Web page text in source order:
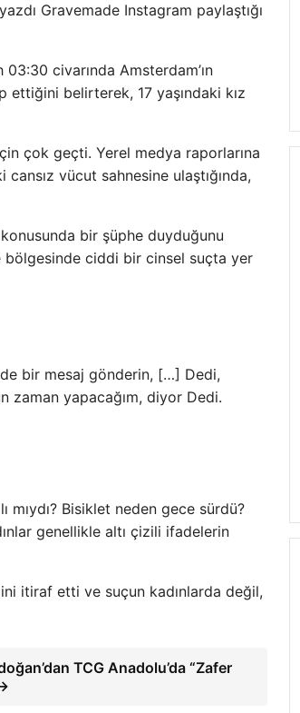
Gravemade Instagram paylaştığı
civarında Amsterdam’ın
belirterek, 17 yaşındaki kız
çok geçti. Yerel medya raporlarına
cansız vücut sahnesine ulaştığında,
bir şüphe duyduğunu
bölgesinde ciddi bir cinsel suçta yer
bir mesaj gönderin, […] Dedi,
zaman yapacağım, diyor Dedi.
mıydı? Bisiklet neden gece sürdü?
genellikle altı çizili ifadelerin
itiraf etti ve suçun kadınlarda değil,
TCG Anadolu’da “Zafer